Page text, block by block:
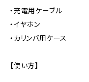
・充電用ケーブル
・イヤホン
・カリンバ用ケース
【使い方】